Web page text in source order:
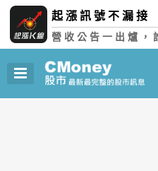
起漲訊號不漏接
營收公告一出爐，